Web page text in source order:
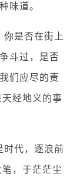
味道。
是否在街上
斗过，是否
们应尽的责
经地义的事
时代，逐浪前
，于茫茫尘